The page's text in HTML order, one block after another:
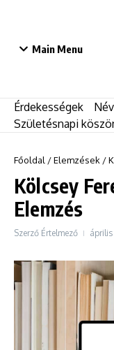
Main Menu
Érdekességek
Születésnapi
Főoldal /Elemzések /
Kölcsey
Elemzés
Szerző Értelmező